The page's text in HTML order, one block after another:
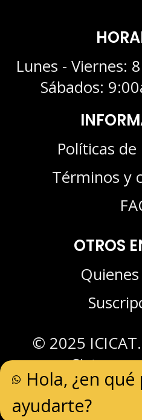
Lunes - Viernes:
Sábados:
Políticas
Términos y
OTROS
© 2025
Sistemas
Hola, ¿en
ayudarte?